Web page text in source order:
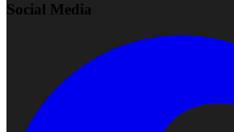
Social Media